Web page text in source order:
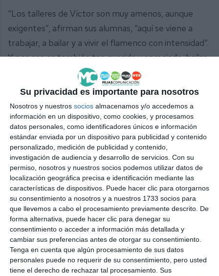
Su privacidad es importante para nosotros
Nosotros y nuestros socios almacenamos y/o accedemos a
información en un dispositivo, como cookies, y procesamos
datos personales, como identificadores únicos e información
estándar enviada por un dispositivo para publicidad y contenido
personalizado, medición de publicidad y contenido,
investigación de audiencia y desarrollo de servicios. Con su
permiso, nosotros y nuestros socios podemos utilizar datos de
localización geográfica precisa e identificación mediante las
características de dispositivos. Puede hacer clic para otorgarnos
su consentimiento a nosotros y a nuestros 1733 socios para
que llevemos a cabo el procesamiento previamente descrito. De
forma alternativa, puede hacer clic para denegar su
consentimiento o acceder a información más detallada y
cambiar sus preferencias antes de otorgar su consentimiento.
Tenga en cuenta que algún procesamiento de sus datos
personales puede no requerir de su consentimiento, pero usted
tiene el derecho de rechazar tal procesamiento. Sus
“Los talleres de Víctor son muy amenos, aunque
exigentes”, afirman sus alumnas, “aquí se viene a
trabajar, a bailar y a vivir el flamenco con intensidad”.
Y por eso es también tan querido y apreciado, bailar
con Víctor es vivir el flamenco. Este bailarín cuenta
con 160 alumnos este año y sus espectáculos se
pueden disfrutar en su gala de fin de curso y en las
fiestas locales, donde siempre acude con sus
distintos grupos.
Comparte esta noticia desde el siguiente enlace:
https://mijascom.com/?a=36368